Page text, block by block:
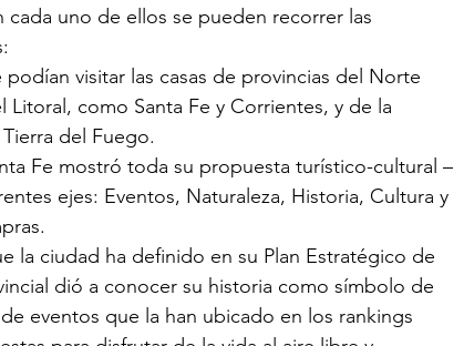
uno de ellos se pueden recorrer las
visitar las casas de provincias del Norte
como Santa Fe y Corrientes, y de la
del Fuego.
Fe mostró toda su propuesta turístico-cultural –
ejes: Eventos, Naturaleza, Historia, Cultura y
la ciudad ha definido en su Plan Estratégico de
dió a conocer su historia como símbolo de
eventos que la han ubicado en los rankings